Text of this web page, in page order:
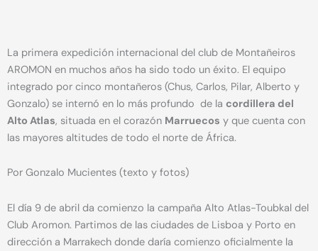
La primera expedición internacional del club de Montañeiros
AROMON en muchos años ha sido todo un éxito. El equipo
integrado por cinco montañeros (Chus, Carlos, Pilar, Alberto y
Gonzalo) se internó en lo más profundo de la cordillera del
Alto Atlas, situada en el corazón Marruecos y que cuenta con
las mayores altitudes de todo el norte de África.
Por Gonzalo Mucientes (texto y fotos)
El día 9 de abril da comienzo la campaña Alto Atlas-Toubkal del
Club Aromon. Partimos de las ciudades de Lisboa y Porto en
dirección a Marrakech donde daría comienzo oficialmente la